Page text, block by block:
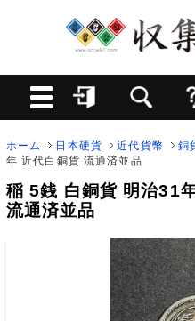
ホーム 日本硬貨 近代貨幣 銅
年 近代白銅貨 流通済並品
稲 5銭 白銅貨 明治31
流通済並品